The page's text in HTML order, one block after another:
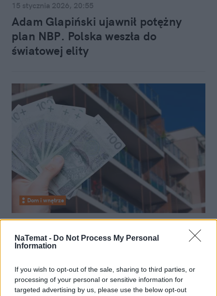
NaTemat - Do Not Process My Personal
Information
If you wish to opt-out of the sale, sharing to third parties, or
processing of your personal or sensitive information for
targeted advertising by us, please use the below opt-out
15 stycznia 2026, 20:55
Adam Glapiński ujawnił potężny
plan NBP. Polska weszła do
światowej elity
Dom i wnętrze
13 stycznia 2026, 05:00
O kredyt mieszkaniowy Polacy
wnioskują na potęgę. Jeden czynnik
zawyża statystyki